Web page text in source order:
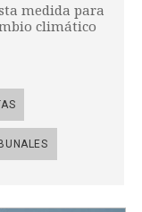
medida para
climático